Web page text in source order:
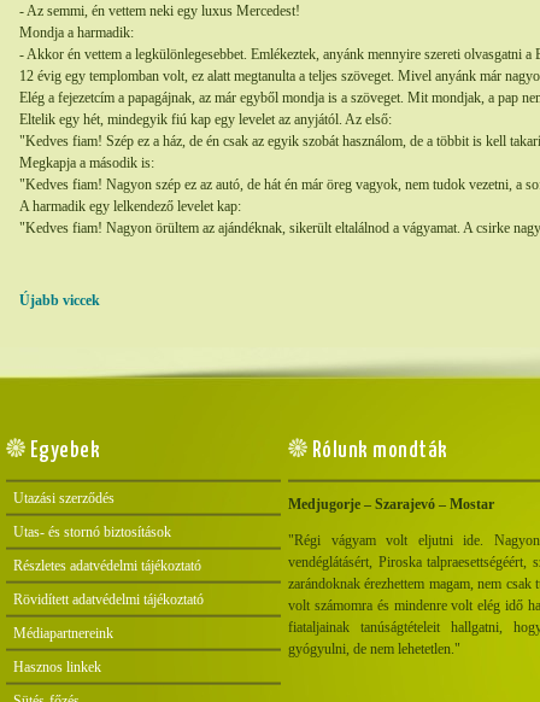
- Az semmi, én vettem neki egy luxus Mercedest!
Mondja a harmadik:
- Akkor én vettem a legkülönlegesebbet. Emlékeztek, anyánk mennyire szereti olvasgatni a
12 évig egy templomban volt, ez alatt megtanulta a teljes szöveget. Mivel anyánk már
Elég a fejezetcím a papagájnak, az már egyből mondja is a szöveget. Mit mondjak, a pap
Eltelik egy hét, mindegyik fiú kap egy levelet az anyjától. Az első:
"Kedves fiam! Szép ez a ház, de én csak az egyik szobát használom, de a többit is kell
Megkapja a második is:
"Kedves fiam! Nagyon szép ez az autó, de hát én már öreg vagyok, nem tudok vezetni, a
A harmadik egy lelkendező levelet kap:
"Kedves fiam! Nagyon örültem az ajándéknak, sikerült eltalálnod a vágyamat. A csirke
Újabb viccek
Egyebek
Utazási szerződés
Utas- és stornó biztosítások
Részletes adatvédelmi tájékoztató
Rövidített adatvédelmi tájékoztató
Médiapartnereink
Hasznos linkek
Rólunk mondták
Medjugorje – Szarajevó – Mostar
"Régi vágyam volt eljutni ide.
vendéglátásért, Piroska talpraesettségéért,
zarándoknak érezhettem magam, nem
volt számomra és mindenre volt elég idő
fiataljainak tanúságtételeit hallgatni,
gyógyulni, de nem lehetetlen."